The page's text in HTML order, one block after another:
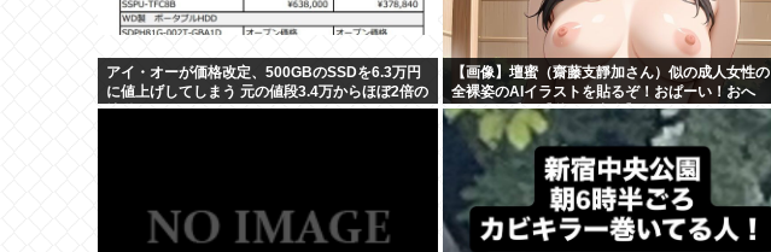
アイ・オーが価格改定、500GBのSSDを6.3万円
に値上げしてしまう 元の値段3.4万からほぼ2倍の
地獄へ
【画像】壇蜜（齋藤支靜加さん）似の成人女性の
全裸姿のAIイラストを貼るぞ！おぱーい！おへ
そ！マン毛！【秋田県出身】